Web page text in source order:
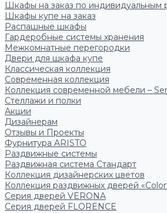
Шкафы на заказ по индивидуальным
Шкафы купе на заказ
Распашные шкафы
Гардеробные системы хранения
Межкомнатные перегородки
Двери для шкафа купе
Классическая коллекция
Современная коллекция
Коллекция современной мебели –
Стеллажи и полки
Акции
Дизайнерам
Отзывы и Проекты
Фурнитура ARISTO
Раздвижные системы
Раздвижная система Стандарт
Коллекция дизайнерских цветов
Коллекция раздвижных дверей
Серия дверей VERONA
Серия дверей FLORENCE